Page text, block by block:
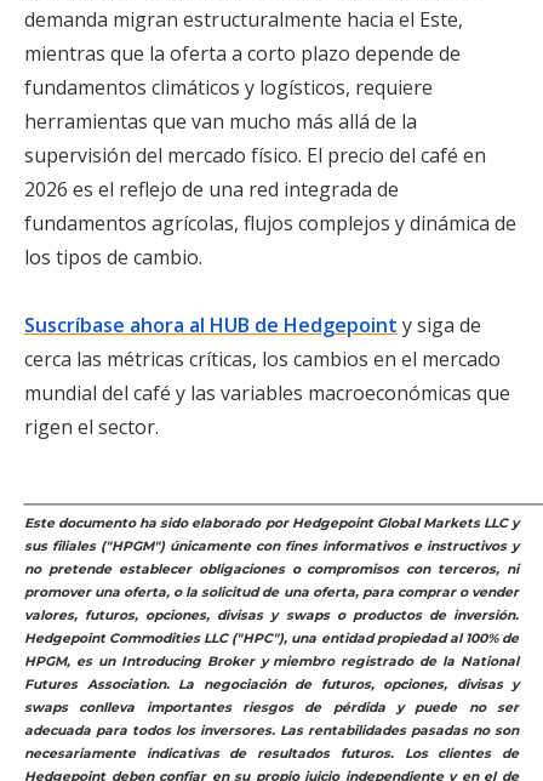
demanda migran estructuralmente hacia el Este,
mientras que la oferta a corto plazo depende de
fundamentos climáticos y logísticos, requiere
herramientas que van mucho más allá de la
supervisión del mercado físico. El precio del café en
2026 es el reflejo de una red integrada de
fundamentos agrícolas, flujos complejos y dinámica de
los tipos de cambio.
Suscríbase ahora al HUB de Hedgepoint y siga de
cerca las métricas críticas, los cambios en el mercado
mundial del café y las variables macroeconómicas que
rigen el sector.
Este documento ha sido elaborado por Hedgepoint Global Markets LLC y
sus filiales ("HPGM") únicamente con fines informativos e instructivos y
no pretende establecer obligaciones o compromisos con terceros, ni
promover una oferta, o la solicitud de una oferta, para comprar o vender
valores, futuros, opciones, divisas y swaps o productos de inversión.
Hedgepoint Commodities LLC ("HPC"), una entidad propiedad al 100% de
HPGM, es un Introducing Broker y miembro registrado de la National
Futures Association. La negociación de futuros, opciones, divisas y
swaps conlleva importantes riesgos de pérdida y puede no ser
adecuada para todos los inversores. Las rentabilidades pasadas no son
necesariamente indicativas de resultados futuros. Los clientes de
Hedgepoint deben confiar en su propio juicio independiente y en el de